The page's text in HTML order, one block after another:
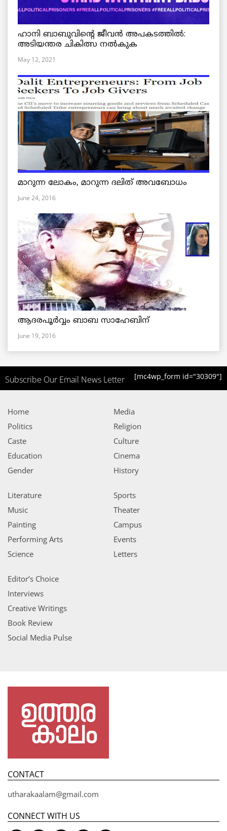
ഹാനി ബാബുവിന്റെ ജീവൻ അപകടത്തിൽ:
അടിയന്തര ചികിത്സ നൽകുക
May 12, 2021
മാറുന്ന ലോകം, മാറുന്ന ദലിത് അവബോധം
June 24, 2016
ആദരപൂര്‍വ്വം ബാബ സാഹേബിന്
June 19, 2016
Subscribe Our Email News Letter [mc4wp_form id="30309"]
Home
Politics
Caste
Education
Gender
Media
Religion
Culture
Cinema
History
Literature
Music
Painting
Performing Arts
Science
Sports
Theater
Campus
Events
Letters
Editor’s Choice
Interviews
Creative Writings
Book Review
Social Media Pulse
CONTACT
utharakaalam@gmail.com
CONNECT WITH US